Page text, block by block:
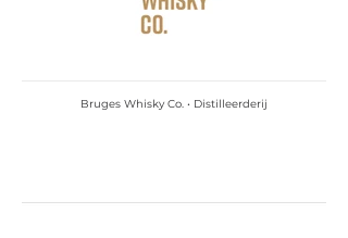
Bruges Whisky Co. • Distilleerderij